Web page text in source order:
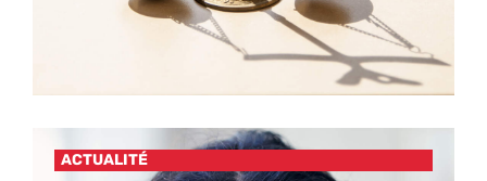
ACTUALITÉ